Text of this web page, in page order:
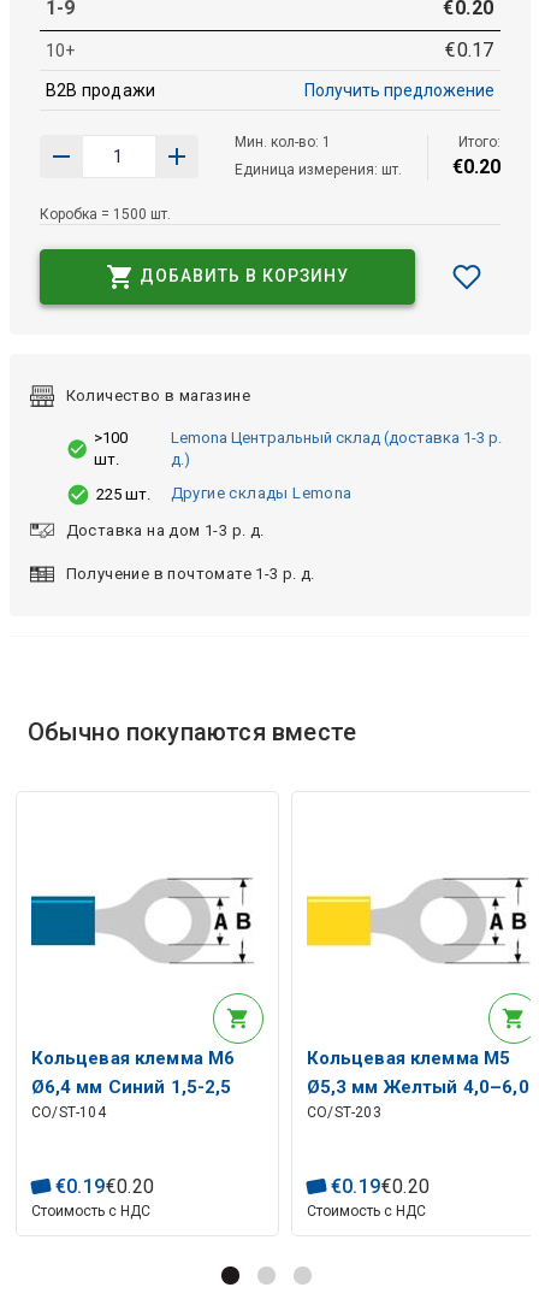
1-9 €0.20
10+ €0.17
B2B продажи Получить предложение
Мин. кол-во: 1
Единица измерения: шт.
Итого:
€0.20
Коробка = 1500 шт.
ДОБАВИТЬ В КОРЗИНУ
Количество в магазине
>100
шт.
Lemona Центральный склад (доставка 1-3 р.
д.)
225 шт.
Другие склады Lemona
Доставка на дом 1-3 р. д.
Получение в почтомате 1-3 р. д.
Обычно покупаются вместе
Кольцевая клемма M6
Ø6,4 мм Синий 1,5-2,5
мм² (ST-104) RoHS
CO/ST-104
€0.19€0.20
Стоимость с НДС
Кольцевая клемма M5
Ø5,3 мм Желтый 4,0–6,0
мм² (ST-203) RoHS
CO/ST-203
€0.19€0.20
Стоимость с НДС